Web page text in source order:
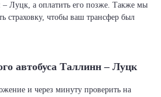
– Луцк, а оплатить его позже. Также мы
страховку, чтобы ваш трансфер был
автобуса Таллинн – Луцк
и через минуту проверить на